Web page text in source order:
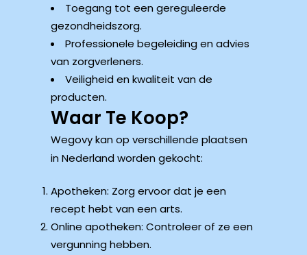
Toegang tot een gereguleerde
gezondheidszorg.
Professionele begeleiding en advies
van zorgverleners.
Veiligheid en kwaliteit van de
producten.
Waar Te Koop?
Wegovy kan op verschillende plaatsen
in Nederland worden gekocht:
Apotheken: Zorg ervoor dat je een
recept hebt van een arts.
Online apotheken: Controleer of ze een
vergunning hebben.